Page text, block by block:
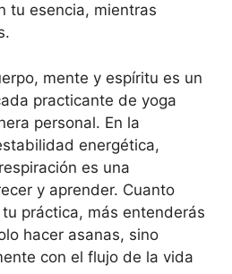
tu esencia, mientras
mente y espíritu es un
practicante de yoga
personal. En la
energética,
es una
y aprender. Cuanto
práctica, más entenderás
hacer asanas, sino
con el flujo de la vida